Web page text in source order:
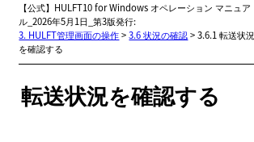
【公式】HULFT10 for Windows オペレーション マニュア
ル_2026年5月1日_第3版発行:
3. HULFT管理画面の操作>3.6 状況の確認>3.6.1 転送状況
を確認する
転送状況を確認する